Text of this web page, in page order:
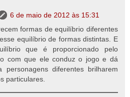
6 de maio de 2012 às 15:31
formas de equilíbrio diferentes
equilíbrio de formas distintas. E
que é proporcionado pelo
com que ele conduz o jogo e dá
personagens diferentes brilharem
particulares.